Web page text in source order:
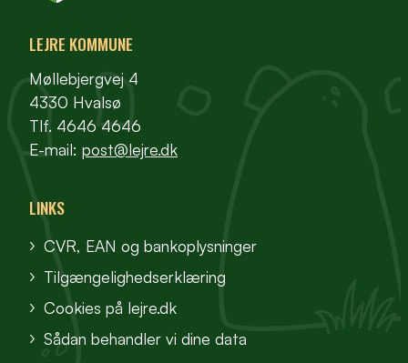
LEJRE KOMMUNE
Møllebjergvej 4
4330 Hvalsø
Tlf. 4646 4646
E-mail: post@lejre.dk
LINKS
CVR, EAN og bankoplysninger
Tilgængelighedserklæring
Cookies på lejre.dk
Sådan behandler vi dine data